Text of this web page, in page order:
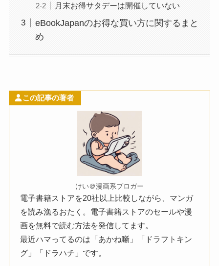
月末お得サタデーは開催していない
eBookJapanのお得な買い方に関するまと
め
この記事の著者
けい＠漫画系ブロガー
電子書籍ストアを20社以上比較しながら、マンガ
を読み漁るおたく。電子書籍ストアのセールや漫
画を無料で読む方法を発信してます。
最近ハマってるのは「あかね噺」「ドラフトキン
グ」「ドラハチ」です。